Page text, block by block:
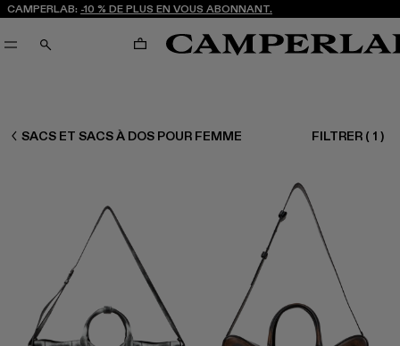
CAMPERLAB: -10 % DE PLUS EN VOUS ABONNANT.
RECHERCHE PANIER
FEMME ACCESSOIRES
SACS ET SACS À DOS POUR FEMME FILTRER ( 1 )